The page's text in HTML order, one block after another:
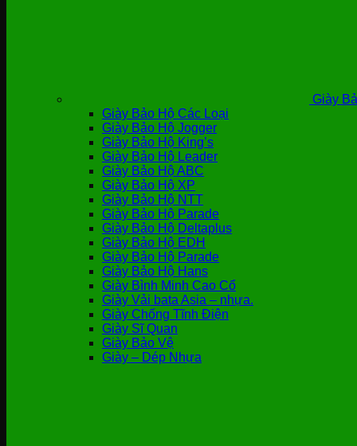
Giày
Giày Bảo Hộ Các Loại
Giày Bảo Hộ Jogger
Giày Bảo Hộ King’s
Giày Bảo Hộ Leader
Giày Bảo Hộ ABC
Giày Bảo Hộ XP
Giày Bảo Hộ NTT
Giày Bảo Hộ Parade
Giày Bảo Hộ Deltaplus
Giày Bảo Hộ EDH
Giày Bảo Hộ Parade
Giày Bảo Hộ Hans
Giày Bình Minh Cao Cổ
Giày Vải bata Asia – nhựa.
Giày Chống Tĩnh Điện
Giày Sĩ Quan
Giày Bảo Vệ
Giày – Dép Nhựa